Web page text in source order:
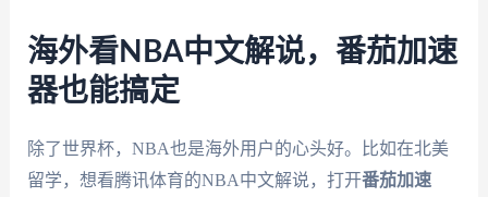
海外看NBA中文解说，番茄加速
器也能搞定
除了世界杯，NBA也是海外用户的心头好。比如在北美
留学，想看腾讯体育的NBA中文解说，打开番茄加速